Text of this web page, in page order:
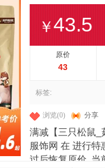
￥43.5
原价
43
标签:
浏览(0) 分享
满减【三只松鼠_
服饰网 在 进行特
过后恢复原价. 当